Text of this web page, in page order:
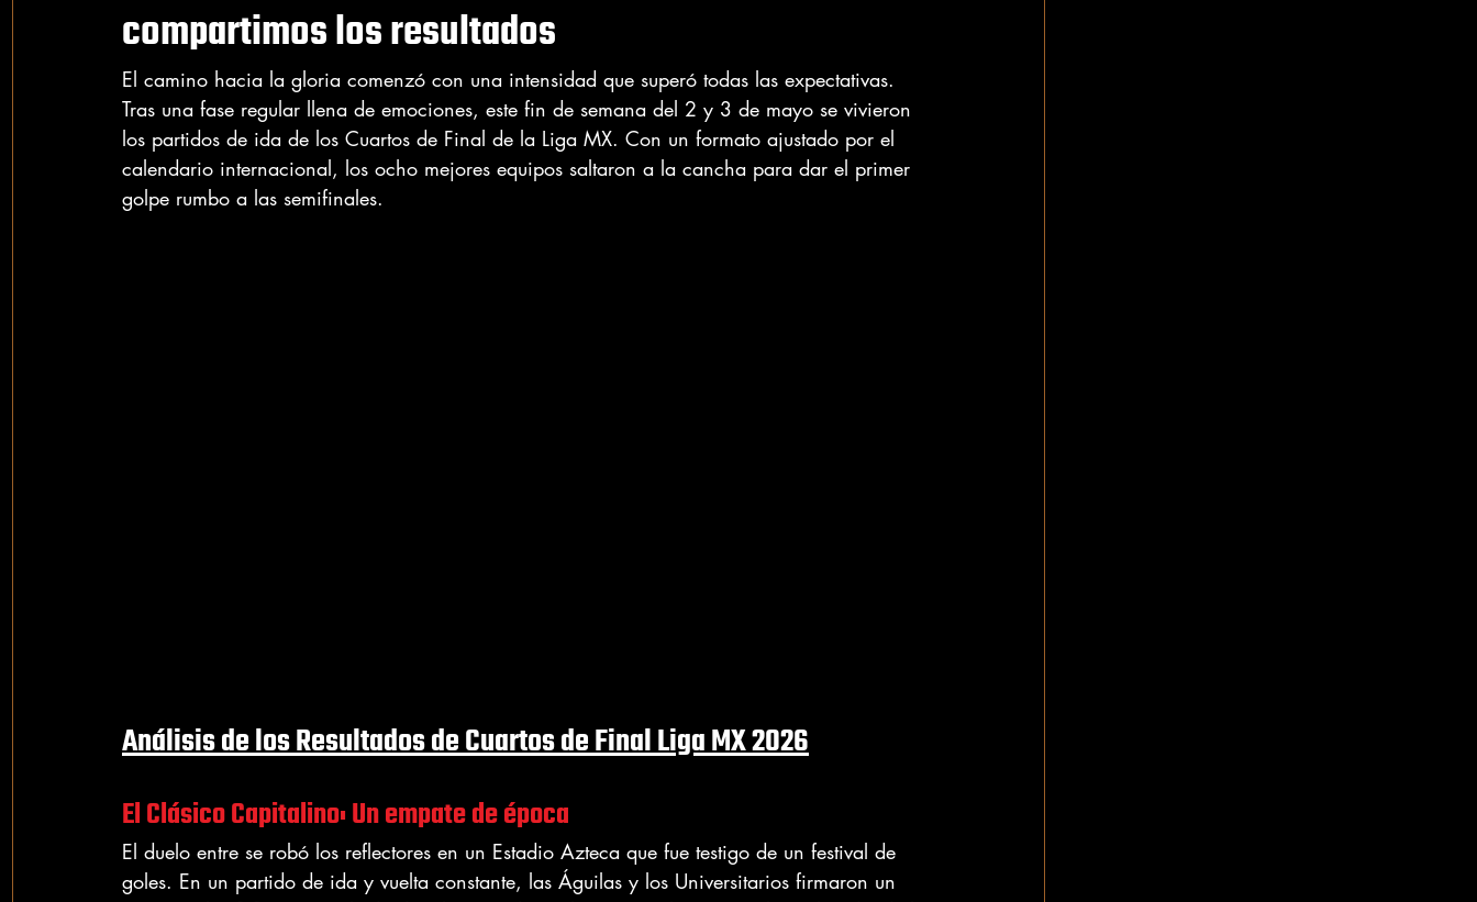
compartimos los resultados
El camino hacia la gloria comenzó con una intensidad que superó todas las expectativas.
Tras una fase regular llena de emociones, este fin de semana del 2 y 3 de mayo se vivieron
los partidos de ida de los Cuartos de Final de la Liga MX. Con un formato ajustado por el
calendario internacional, los ocho mejores equipos saltaron a la cancha para dar el primer
golpe rumbo a las semifinales.
Análisis de los Resultados de Cuartos de Final Liga MX 2026
El Clásico Capitalino: Un empate de época
El duelo entre se robó los reflectores en un Estadio Azteca que fue testigo de un festival de
goles. En un partido de ida y vuelta constante, las Águilas y los Universitarios firmaron un